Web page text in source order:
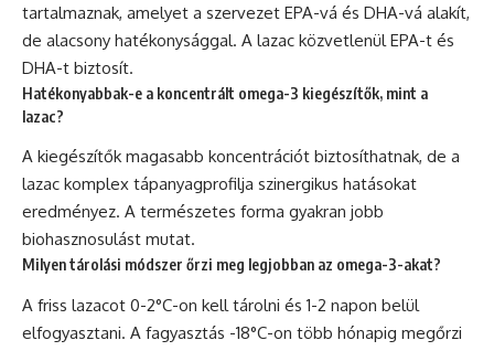
tartalmaznak, amelyet a szervezet EPA-vá és DHA-vá alakít,
de alacsony hatékonysággal. A lazac közvetlenül EPA-t és
DHA-t biztosít.
Hatékonyabbak-e a koncentrált omega-3 kiegészítők, mint a
lazac?
A kiegészítők magasabb koncentrációt biztosíthatnak, de a
lazac komplex tápanyagprofilja szinergikus hatásokat
eredményez. A természetes forma gyakran jobb
biohasznosulást mutat.
Milyen tárolási módszer őrzi meg legjobban az omega-3-akat?
A friss lazacot 0-2°C-on kell tárolni és 1-2 napon belül
elfogyasztani. A fagyasztás -18°C-on több hónapig megőrzi